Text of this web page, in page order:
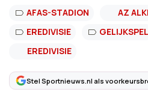
AFAS-STADION AZ
EREDIVISIE
GELIJKSPEL
EREDIVISIE
Stel Sportnieuws.nl als